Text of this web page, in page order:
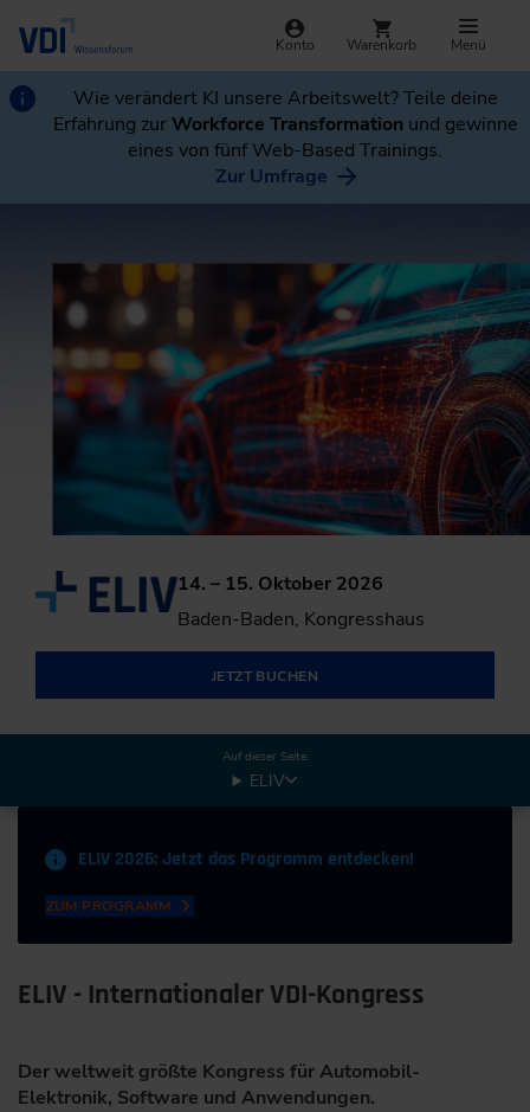
Konto Warenkorb Menü
Wie verändert KI unsere Arbeitswelt? Teile deine
Erfahrung zurWorkforce Transformation und gewinne
eines von fünf Web-Based Trainings.
Zur Umfrage
14. – 15. Oktober 2026
Baden-Baden, Kongresshaus
JETZT BUCHEN
Auf dieser Seite:
ELIV
ELIV 2026: Jetzt das Programm entdecken!
ZUM PROGRAMM
ELIV - Internationaler VDI-Kongress
Der weltweit größte Kongress für Automobil-
Elektronik, Software und Anwendungen.